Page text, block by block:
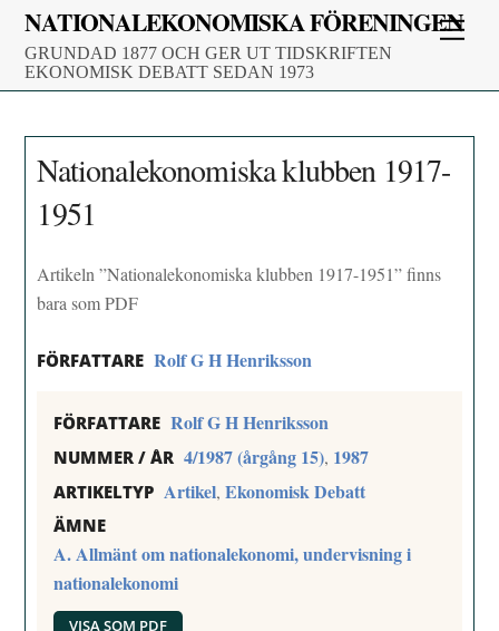
Skip
content
NATIONALEKONOMISKA FÖRENINGEN
GRUNDAD 1877 OCH GER UT TIDSKRIFTEN
EKONOMISK DEBATT SEDAN 1973
Nationalekonomiska klubben 1917-
1951
Artikeln ”Nationalekonomiska klubben 1917-1951” finns
bara som PDF
FÖRFATTARE Rolf G H Henriksson
FÖRFATTARE Rolf G H Henriksson
NUMMER / ÅR 4/1987 (årgång 15), 1987
ARTIKELTYP Artikel,Ekonomisk Debatt
ÄMNE
A. Allmänt om nationalekonomi, undervisning i
nationalekonomi
VISA SOM PDF